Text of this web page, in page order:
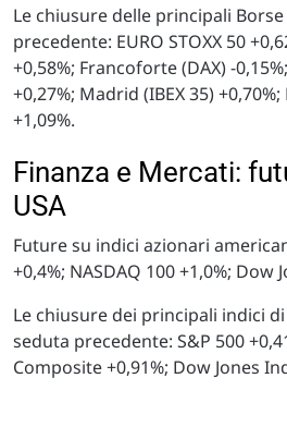
Le chiusure delle principali
precedente: EURO STOXX 50
+0,58%; Francoforte (DAX) -
+0,27%; Madrid (IBEX 35)
+1,09%.
Finanza e Mercati:
USA
Future su indici azionari
+0,4%; NASDAQ 100 +1,0%; Dow
Le chiusure dei principali indici
seduta precedente: S&P 500
Composite +0,91%; Dow Jones